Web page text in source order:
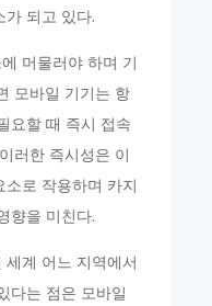
되고 있다.
머물러야 하며 기
모바일 기기는 항
요할 때 즉시 접속
러한 즉시성은 이
로 작용하며 카지
향을 미친다.
계 어느 지역에서
다는 점은 모바일